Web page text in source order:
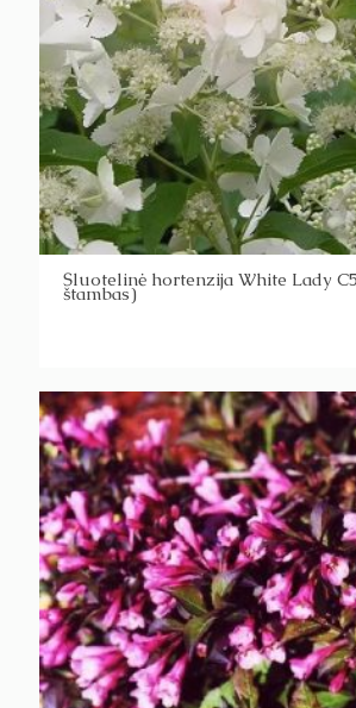
Šluotelinė hortenzija White Lady
štambas)